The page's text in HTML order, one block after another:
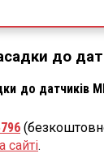
до
до датчиків
сайті.